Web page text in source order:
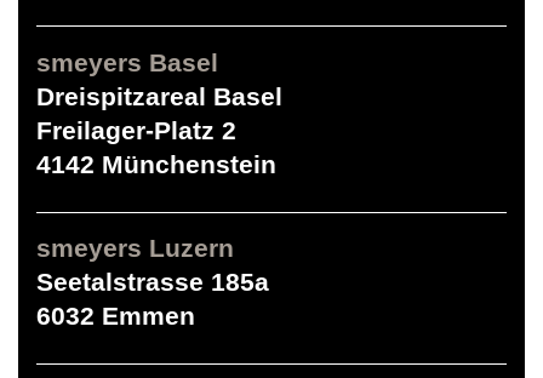
smeyers Basel
Dreispitzareal Basel
Freilager-Platz 2
4142 Münchenstein
smeyers Luzern
Seetalstrasse 185a
6032 Emmen